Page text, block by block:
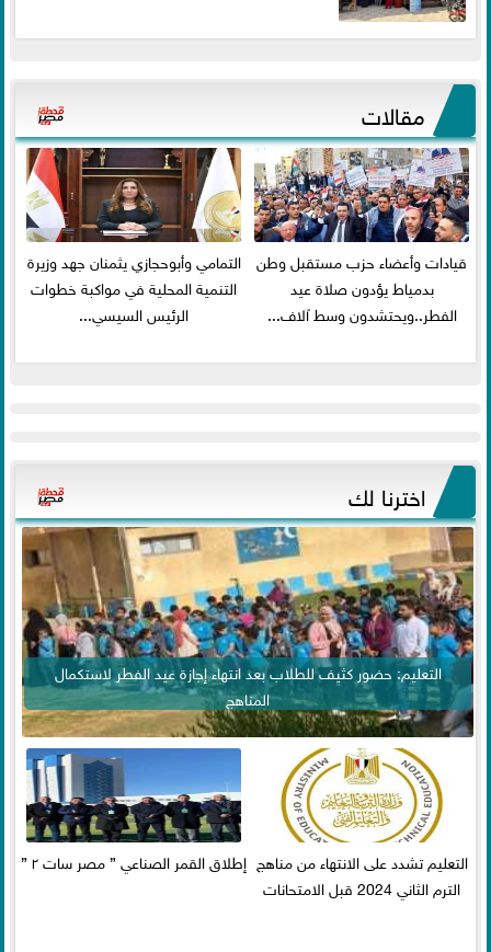
مقالات
قيادات وأعضاء حزب مستقبل وطن
بدمياط يؤدون صلاة عيد
الفطر..ويحتشدون وسط آلاف...
التمامي وأبوحجازي يثمنان جهد وزيرة
التنمية المحلية في مواكبة خطوات
الرئيس السيسي...
اخترنا لك
التعليم: حضور كثيف للطلاب بعد انتهاء إجازة عيد الفطر لاستكمال
المناهج
التعليم تشدد على الانتهاء من مناهج
الترم الثاني 2024 قبل الامتحانات
إطلاق القمر الصناعي ” مصر سات ٢ ”